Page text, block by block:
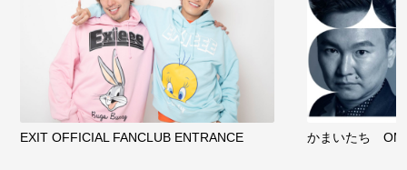
EXIT OFFICIAL FANCLUB ENTRANCE かまいたち